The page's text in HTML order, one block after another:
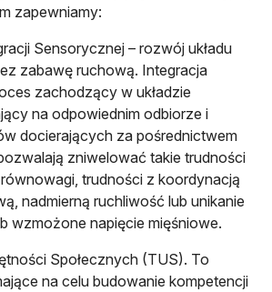
zapewniamy:
Sensorycznej – rozwój układu
zabawę ruchową. Integracja
zachodzący w układzie
na odpowiednim odbiorze i
docierających za pośrednictwem
zniwelować takie trudności
trudności z koordynacją
nadmierną ruchliwość lub unikanie
wzmożone napięcie mięśniowe.
Społecznych (TUS). To
na celu budowanie kompetencji